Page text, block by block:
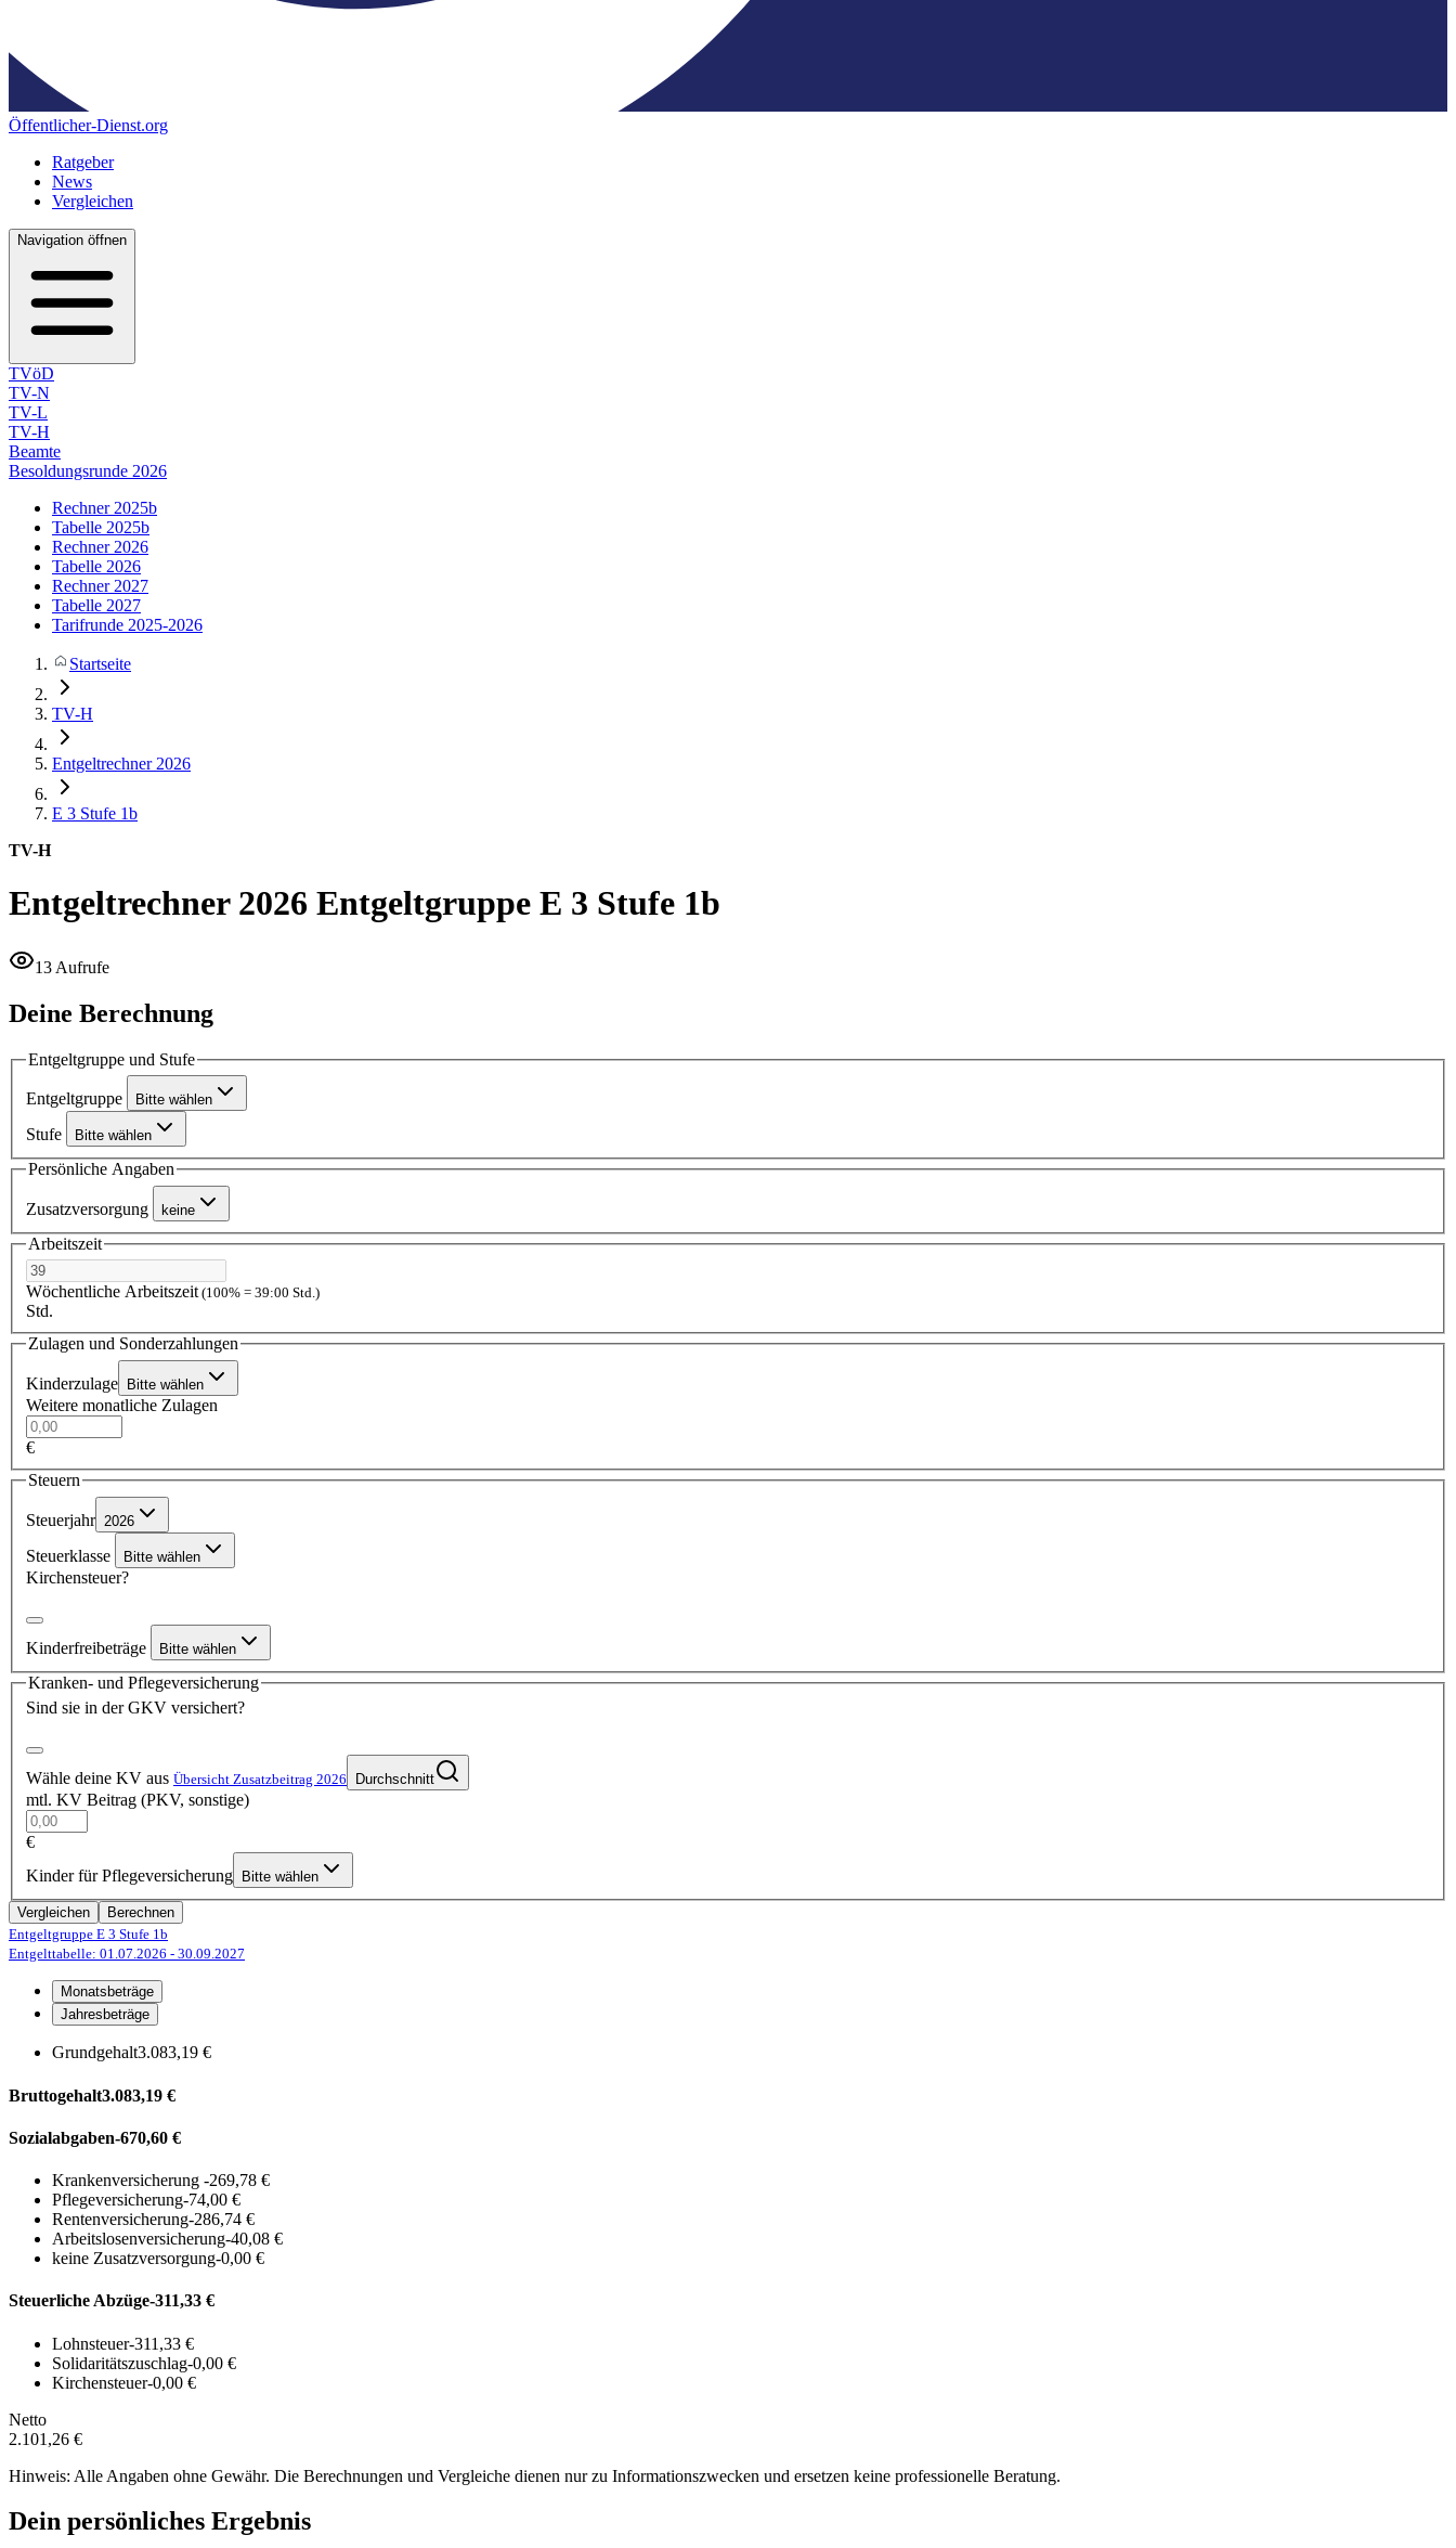
Öffentlicher-Dienst.org
Ratgeber
News
Vergleichen
Navigation öffnen
TVöD
TV-N
TV-L
TV-H
Beamte
Besoldungsrunde 2026
Rechner 2025b
Tabelle 2025b
Rechner 2026
Tabelle 2026
Rechner 2027
Tabelle 2027
Tarifrunde 2025-2026
Startseite
TV-H
Entgeltrechner 2026
E 3 Stufe 1b
TV-H
Entgeltrechner 2026 Entgeltgruppe E 3 Stufe 1b
13 Aufrufe
Deine Berechnung
Entgeltgruppe und Stufe
Entgeltgruppe Bitte wählen
Stufe Bitte wählen
Persönliche Angaben
Zusatzversorgung keine
Arbeitszeit
Wöchentliche Arbeitszeit(100% = 39:00 Std.)
Std.
Zulagen und Sonderzahlungen
Kinderzulage Bitte wählen
Weitere monatliche Zulagen
€
Steuern
Steuerjahr 2026
Steuerklasse Bitte wählen
Kirchensteuer?
Kinderfreibeträge Bitte wählen
Kranken- und Pflegeversicherung
Sind sie in der GKV versichert?
Wähle deine KV aus Übersicht Zusatzbeitrag 2026 Durchschnitt
mtl. KV Beitrag (PKV, sonstige)
€
Kinder für Pflegeversicherung
Bitte wählen
Vergleichen
Berechnen
Entgeltgruppe E 3 Stufe 1b
Entgelttabelle: 01.07.2026 - 30.09.2027
Monatsbeträge
Jahresbeträge
Grundgehalt3.083,19 €
Bruttogehalt3.083,19 €
Sozialabgaben-670,60 €
Krankenversicherung -269,78 €
Pflegeversicherung-74,00 €
Rentenversicherung-286,74 €
Arbeitslosenversicherung-40,08 €
keine Zusatzversorgung-0,00 €
Steuerliche Abzüge-311,33 €
Lohnsteuer-311,33 €
Solidaritätszuschlag-0,00 €
Kirchensteuer-0,00 €
Netto
2.101,26 €
Hinweis: Alle Angaben ohne Gewähr. Die Berechnungen und Vergleiche dienen nur zu Informationszwecken und ersetzen keine professionelle Beratung.
Dein persönliches Ergebnis